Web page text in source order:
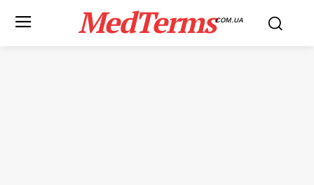
MedTermsCOM.UA